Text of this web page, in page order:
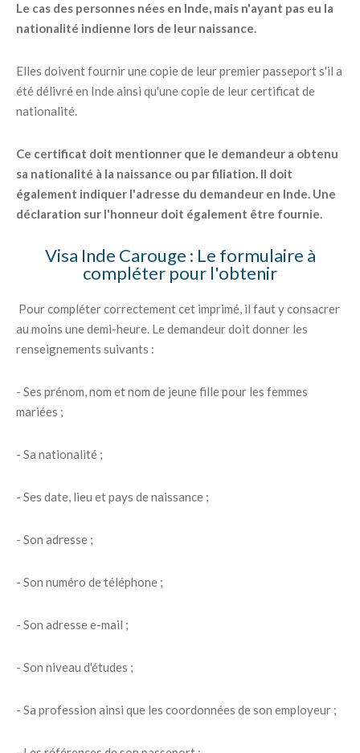
Le cas des personnes nées en Inde, mais n'ayant pas eu la
nationalité indienne lors de leur naissance.
Elles doivent fournir une copie de leur premier passeport s'il a
été délivré en Inde ainsi qu'une copie de leur certificat de
nationalité.
Ce certificat doit mentionner que le demandeur a obtenu
sa nationalité à la naissance ou par filiation. Il doit
également indiquer l'adresse du demandeur en Inde. Une
déclaration sur l'honneur doit également être fournie.
Visa Inde Carouge : Le formulaire à
compléter pour l'obtenir
Pour compléter correctement cet imprimé, il faut y consacrer
au moins une demi-heure. Le demandeur doit donner les
renseignements suivants :
- Ses prénom, nom et nom de jeune fille pour les femmes
mariées ;
- Sa nationalité ;
- Ses date, lieu et pays de naissance ;
- Son adresse ;
- Son numéro de téléphone ;
- Son adresse e-mail ;
- Son niveau d'études ;
- Sa profession ainsi que les coordonnées de son employeur ;